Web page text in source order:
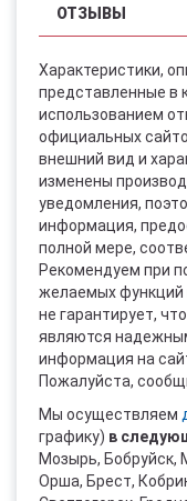
ОТЗЫВЫ
Характеристики,
представленные в
использованием
официальных
внешний вид и
изменены
уведомления,
информация,
полной мере,
Рекомендуем при
желаемых функций
не гарантирует,
являются
информация на
Пожалуйста,
Мы осуществляем
графику) в
Мозырь, Бобруйск,
Орша, Брест,